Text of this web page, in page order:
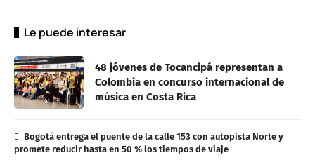
Le puede interesar
48 jóvenes de Tocancipá representan a
Colombia en concurso internacional de
música en Costa Rica
Bogotá entrega el puente de la calle 153 con autopista Norte y
promete reducir hasta en 50 % los tiempos de viaje